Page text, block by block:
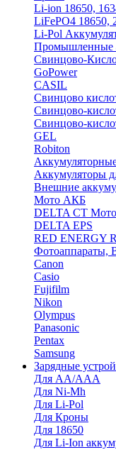
Li-ion 18650,
LiFePO4 18650,
Li-Pol
Промышленные
Свинцово-
GoPower
CASIL
Свинцово
Cвинцово-
Cвинцово-
GEL
Robiton
Аккумуляторы
Внешние
Мото АКБ
DELTA CT Мото
DELTA EPS
RED ENERGY
Фотоаппараты,
Canon
Casio
Fujifilm
Nikon
Olympus
Panasonic
Pentax
Samsung
Зарядные
Для AA/AAA
Для Ni-Mh
Для Li-Pol
Для Кроны
Для 18650
Для Li-Ion